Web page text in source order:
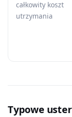
całkowity koszt
utrzymania
Typowe